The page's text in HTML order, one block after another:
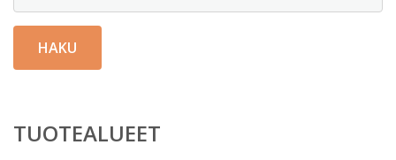
HAKU
TUOTEALUEET